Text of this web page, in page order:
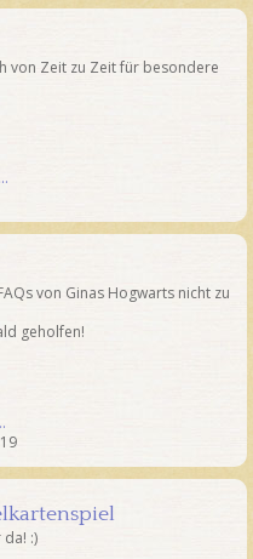
von Zeit zu Zeit für besondere
von Ginas Hogwarts nicht zu
geholfen!
:)